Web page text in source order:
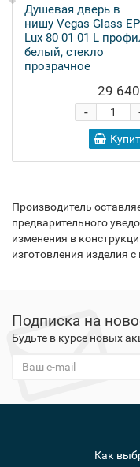
Душевая дверь в
нишу Vegas Glass EP
Lux 80 01 01 L
белый, стекло
прозрачное
29
-
Производитель
предварительного
изменения в
изготовления изделия
Подписка на
Будьте в курсе новых
Как